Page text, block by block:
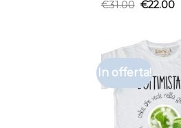
3.33su
€31.00 €22.00
In offerta!